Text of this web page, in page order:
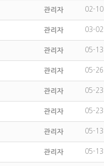
관리자 02-10
관리자 03-02
관리자 05-13
관리자 05-26
관리자 05-23
관리자 05-23
관리자 05-13
관리자 05-13